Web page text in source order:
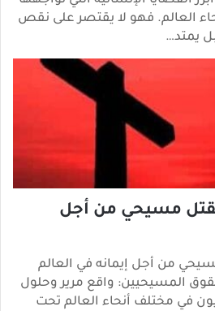
العالم. فهو لا يقتصر على نقص
يمتد…
مسيحي من أجل
من أجل إيمانه في العالم
المسيحيين: واقع مرير وحلول
في مختلف أنحاء العالم تحت